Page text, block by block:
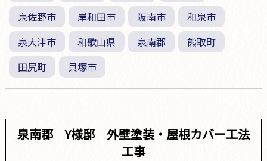
泉佐野市
岸和田市 阪南市
和泉市
泉大津市
和歌山県 泉南郡
熊取町
田尻町
貝塚市
泉南郡 Y様邸 外壁塗装・屋根カバー工法
工事